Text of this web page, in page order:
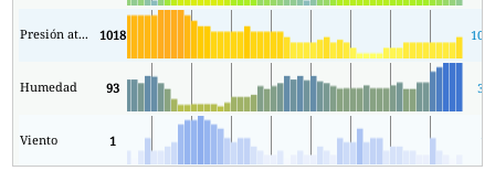
Presión atmosférica 1018
Humedad 93 33
Viento 1 1